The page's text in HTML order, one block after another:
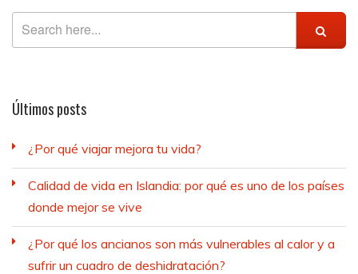
Últimos posts
¿Por qué viajar mejora tu vida?
Calidad de vida en Islandia: por qué es uno de los países
donde mejor se vive
¿Por qué los ancianos son más vulnerables al calor y a
sufrir un cuadro de deshidratación?